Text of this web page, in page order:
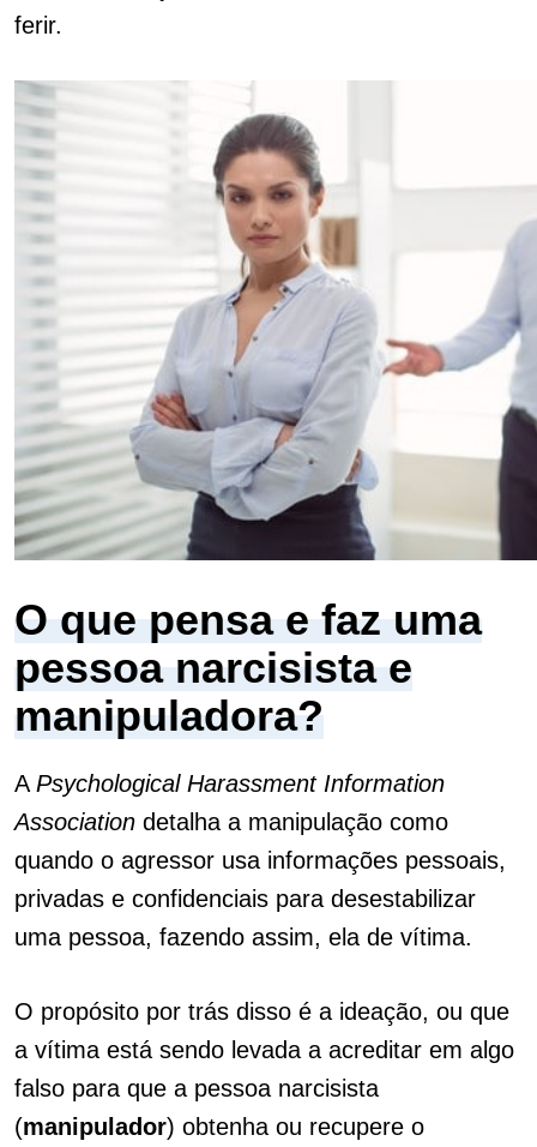
ferir.
O que pensa e faz uma
pessoa narcisista e
manipuladora?
A Psychological Harassment Information
Association detalha a manipulação como
quando o agressor usa informações pessoais,
privadas e confidenciais para desestabilizar
uma pessoa, fazendo assim, ela de vítima.
O propósito por trás disso é a ideação, ou que
a vítima está sendo levada a acreditar em algo
falso para que a pessoa narcisista
(manipulador) obtenha ou recupere o